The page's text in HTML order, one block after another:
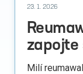
23. 1. 2026
zapojte
Milí